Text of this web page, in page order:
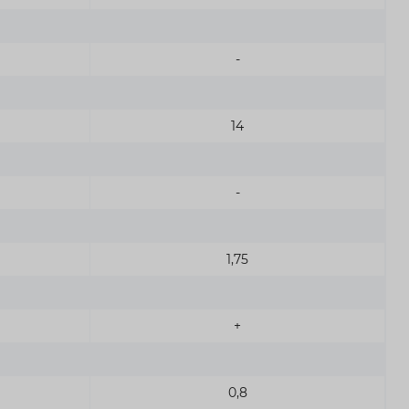
-
14
-
1,75
+
0,8